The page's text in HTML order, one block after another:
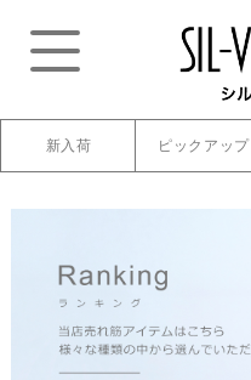
新入荷 ピックアップ